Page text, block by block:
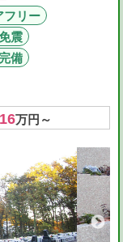
フリー
震
備
16万円～